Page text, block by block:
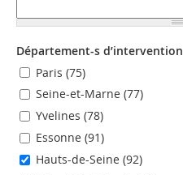
Département-s d’intervention
Paris (75)
Seine-et-Marne (77)
Yvelines (78)
Essonne (91)
Hauts-de-Seine (92)